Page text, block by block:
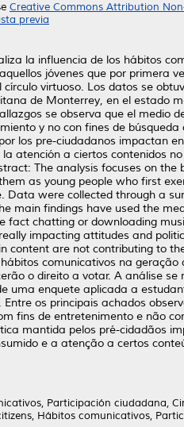
Creative Commons Attribution
previa
la influencia de los hábitos
jóvenes que por primera
virtuoso. Los datos se
de Monterrey, en el estado
se observa que el medio
y no con fines de
los pre-ciudadanos impactan
atención a ciertos contenidos
The analysis focuses on
as young people who first
Data were collected through a
main findings have used the
fact chatting or downloading
impacting attitudes and
content are not contributing to
comunicativos na
o direito a votar. A análise
uma enquete aplicada a
os principais achados
fins de entretenimento e não
mantida pelos pré-cidadãos
e a atenção a certos
Participación ciudadana,
Hábitos comunicativos,